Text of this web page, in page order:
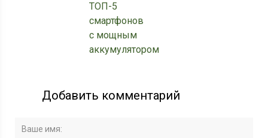
ТОП-5
смартфонов
с мощным
аккумулятором
Добавить комментарий